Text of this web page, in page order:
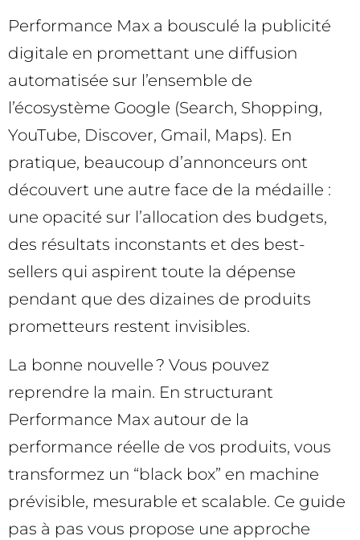
Performance Max a bousculé la publicité
digitale en promettant une diffusion
automatisée sur l’ensemble de
l’écosystème Google (Search, Shopping,
YouTube, Discover, Gmail, Maps). En
pratique, beaucoup d’annonceurs ont
découvert une autre face de la médaille :
une opacité sur l’allocation des budgets,
des résultats inconstants et des best-
sellers qui aspirent toute la dépense
pendant que des dizaines de produits
prometteurs restent invisibles.
La bonne nouvelle ? Vous pouvez
reprendre la main. En structurant
Performance Max autour de la
performance réelle de vos produits, vous
transformez un “black box” en machine
prévisible, mesurable et scalable. Ce guide
pas à pas vous propose une approche